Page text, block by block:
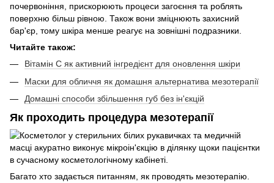
почервоніння, прискорюють процеси загоєння та роблять
поверхню більш рівною. Також вони зміцнюють захисний
бар'єр, тому шкіра менше реагує на зовнішні подразники.
Читайте також:
Вітамін С як активний інгредієнт для оновлення шкіри
Маски для обличчя як домашня альтернатива мезотерапії
Домашні способи збільшення губ без ін'єкцій
Як проходить процедура мезотерапії
Багато хто задається питанням, як проводять мезотерапію.